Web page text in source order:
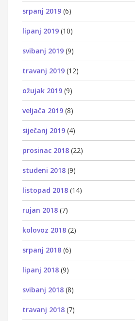
srpanj 2019 (6)
lipanj 2019 (10)
svibanj 2019 (9)
travanj 2019 (12)
ožujak 2019 (9)
veljača 2019 (8)
siječanj 2019 (4)
prosinac 2018 (22)
studeni 2018 (9)
listopad 2018 (14)
rujan 2018 (7)
kolovoz 2018 (2)
srpanj 2018 (6)
lipanj 2018 (9)
svibanj 2018 (8)
travanj 2018 (7)